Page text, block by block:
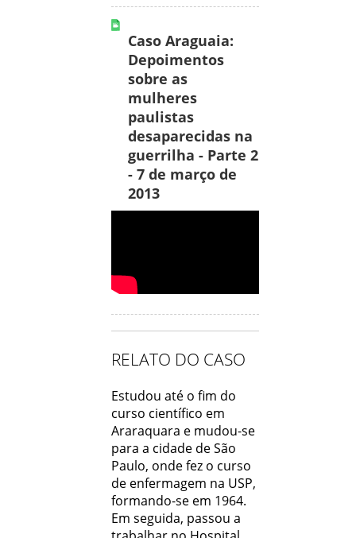
Caso Araguaia:
Depoimentos
sobre as
mulheres
paulistas
desaparecidas na
guerrilha - Parte 2
- 7 de março de
2013
RELATO DO CASO
Estudou até o fim do
curso científico em
Araraquara e mudou-se
para a cidade de São
Paulo, onde fez o curso
de enfermagem na USP,
formando-se em 1964.
Em seguida, passou a